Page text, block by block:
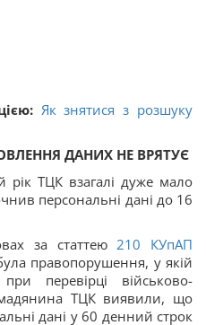
Як знятися з розшуку
ДАНИХ НЕ ВРЯТУЄ
рік ТЦК взагалі дуже мало
персональні дані до 16
за статтею210 КУпАП
правопорушення, у якій
перевірці військово-
ТЦК виявили, що
дані у 60 денний строк